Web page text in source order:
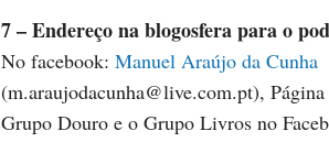
7 – Endereço na blogosfera para o
No facebook: Manuel Araújo da Cunha
(m.araujodacunha@live.com.pt),
Grupo Douro e o Grupo Livros no